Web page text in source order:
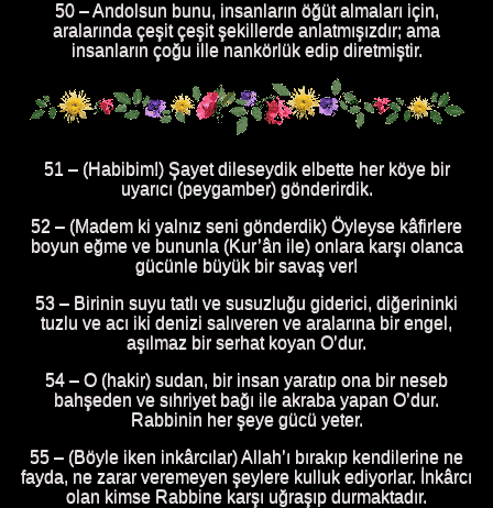
50 – Andolsun bunu, insanların öğüt almaları için,
aralarında çeşit çeşit şekillerde anlatmışızdır; ama
insanların çoğu ille nankörlük edip diretmiştir.
51 – (Habibim!) Şayet dileseydik elbette her köye bir
uyarıcı (peygamber) gönderirdik.
52 – (Madem ki yalnız seni gönderdik) Öyleyse kâfirlere
boyun eğme ve bununla (Kur’ân ile) onlara karşı olanca
gücünle büyük bir savaş ver!
53 – Birinin suyu tatlı ve susuzluğu giderici, diğerininki
tuzlu ve acı iki denizi salıveren ve aralarına bir engel,
aşılmaz bir serhat koyan O’dur.
54 – O (hakir) sudan, bir insan yaratıp ona bir neseb
bahşeden ve sıhriyet bağı ile akraba yapan O’dur.
Rabbinin her şeye gücü yeter.
55 – (Böyle iken inkârcılar) Allah’ı bırakıp kendilerine ne
fayda, ne zarar veremeyen şeylere kulluk ediyorlar. İnkârcı
olan kimse Rabbine karşı uğraşıp durmaktadır.